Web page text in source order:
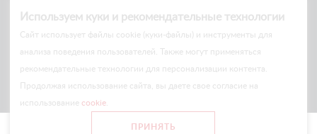
Используем куки и рекомендательные технологии
Cайт использует файлы cookie (куки-файлы) и инструменты для
анализа поведения пользователей. Также могут применяться
рекомендательные технологии для персонализации контента.
Продолжая использование сайта, вы даете свое согласие на
использование cookie
ПРИНЯТЬ